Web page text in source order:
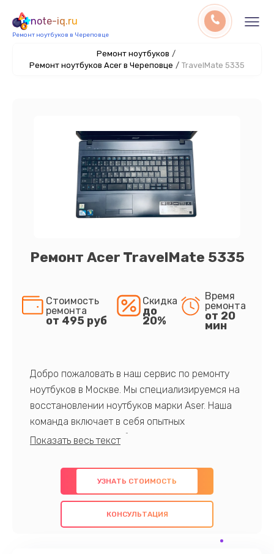
note-iq.ru
Ремонт ноутбуков в Череповце
Ремонт ноутбуков /
Ремонт ноутбуков Acer в Череповце / TravelMate 5335
Ремонт Acer TravelMate 5335
Стоимость
ремонта
от 495 руб
Скидка
до
20%
Время
ремонта
от 20
мин
Добро пожаловать в наш сервис по ремонту
ноутбуков в Москве. Мы специализируемся на
восстановлении ноутбуков марки Aser. Наша
команда включает в себя опытных
профессионалов с обширными знаниями и
предлагаем быстрый и качественный ремонт с
использованием оригинальных компонентов, а
также гарантируем качество всех
проведенных работ. Наша цель - предоставить
УЗНАТЬ СТОИМОСТЬ
КОНСУЛЬТАЦИЯ